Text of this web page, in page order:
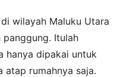
wilayah Maluku Utara
Itulah
hanya dipakai untuk
atap rumahnya saja.